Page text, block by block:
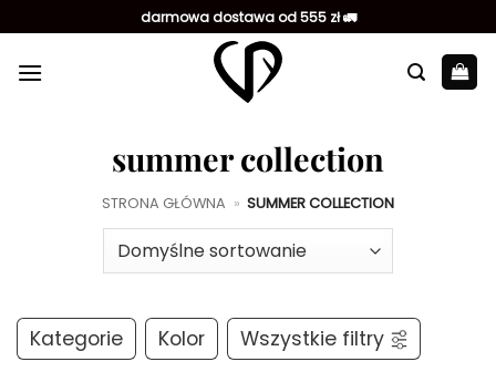
do
zawartości
darmowa dostawa od 555 zł 🚛
summer collection
STRONA GŁÓWNA » SUMMER COLLECTION
Kategorie Kolor Wszystkie filtry